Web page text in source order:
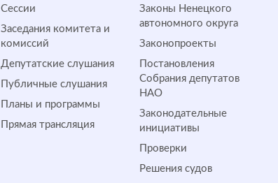
Сессии
Заседания комитета и
комиссий
Депутатские слушания
Публичные слушания
Планы и программы
Прямая трансляция
Законы Ненецкого
автономного округа
Законопроекты
Постановления
Собрания депутатов
НАО
Законодательные
инициативы
Проверки
Решения судов